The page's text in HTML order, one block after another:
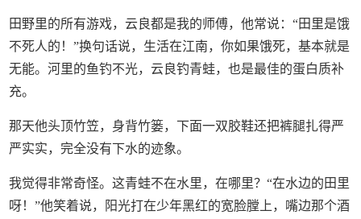
田野里的所有游戏，云良都是我的师傅，他常说：“田里是饿
不死人的！”换句话说，生活在江南，你如果饿死，基本就是
无能。河里的鱼钓不光，云良钓青蛙，也是最佳的蛋白质补
充。
那天他头顶竹笠，身背竹篓，下面一双胶鞋还把裤腿扎得严
严实实，完全没有下水的迹象。
我觉得非常奇怪。这青蛙不在水里，在哪里？“在水边的田里
呀！”他笑着说，阳光打在少年黑红的宽脸膛上，嘴边那个酒